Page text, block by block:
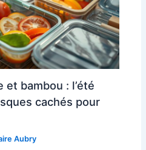
bambou : l’été
cachés pour
Aubry